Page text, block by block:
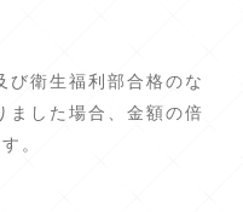
び衛生福利部合格のな
ました場合、金額の倍
。